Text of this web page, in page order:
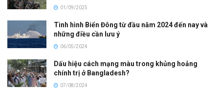
01/09/2025
Tình hình Biển Đông từ đầu năm 2024 đến nay và
những điều cần lưu ý
06/05/2024
Dấu hiệu cách mạng màu trong khủng hoảng
chính trị ở Bangladesh?
07/08/2024